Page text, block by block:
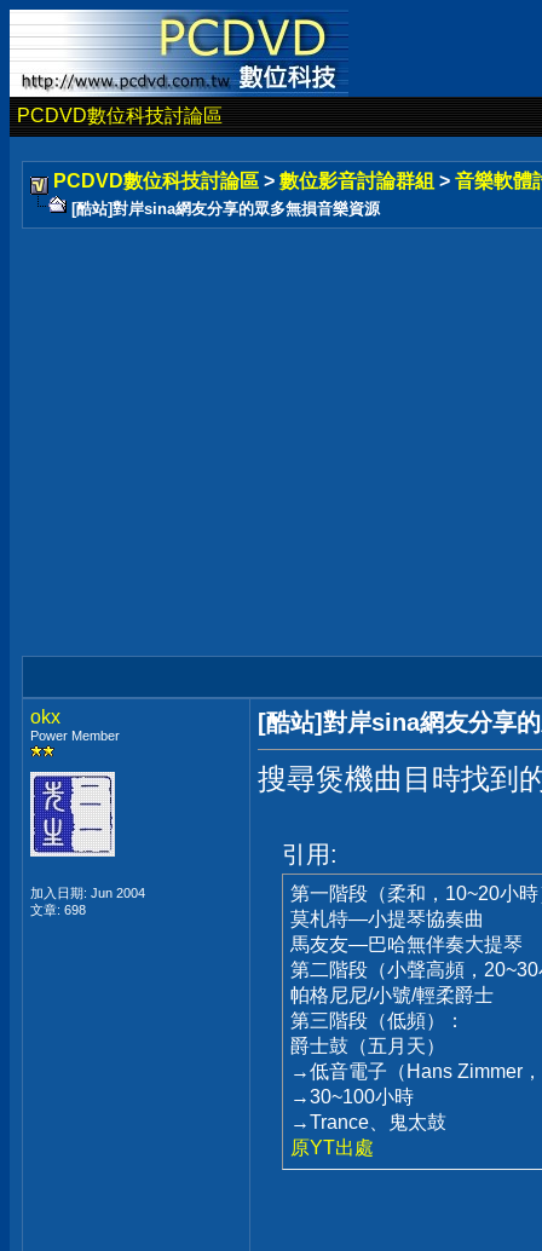
PCDVD數位科技討論區
PCDVD數位科技討論區 > 數位影音討論群組 > 音樂軟體
[酷站]對岸sina網友分享的眾多無損音樂資源
okx
Power Member
加入日期: Jun 2004
文章: 698
[酷站]對岸sina網友分享
搜尋煲機曲目時找到
引用:
第一階段（柔和，10~20小
莫札特—小提琴協奏曲
馬友友—巴哈無伴奏大提琴
第二階段（小聲高頻，
帕格尼尼/小號/輕柔爵士
第三階段（低頻）：
爵士鼓（五月天）
→低音電子（Hans Zimmer
→30~100小時
→Trance、鬼太鼓
原YT出處